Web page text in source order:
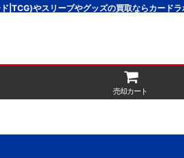
|TCG)やスリーブやグッズの買取ならカード
売却カート